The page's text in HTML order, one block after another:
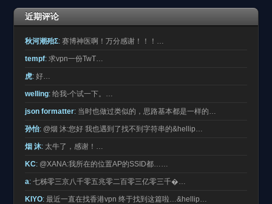
近期评论
秋河潮殆Σ: 赛博神医啊！万分感谢！！！…
tempf: 求vpn一份TwT…
虎: 好…
welling: 给我-个试一下。…
json formatter: 当时也做过类似的，思路基本都是一样的…
孙怡: @烟 沐:您好 我也遇到了找不到字符串的&hellip…
烟 沐: 太牛了，感谢！…
KC: @XANA:我所在的位置AP的SSID都……
a: 七秭零三京八千零五兆零二百零三亿零三千�…
KIYO: 最近一直在找香港vpn 终于找到这篇啦…&hellip…